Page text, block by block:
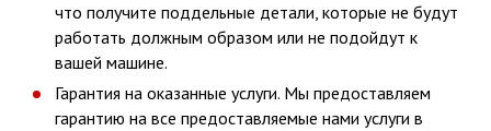
что получите поддельные детали, которые не будут
работать должным образом или не подойдут к
вашей машине.
Гарантия на оказанные услуги. Мы предоставляем
гарантию на все предоставляемые нами услуги в